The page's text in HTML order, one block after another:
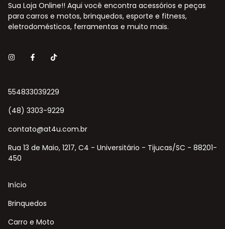
Sua Loja Online!! Aqui você encontra acessórios e peças
para carros e motos, brinquedos, esporte e fitness,
eletrodomésticos, ferramentas e muito mais.
554833039229
(48) 3303-9229
contato@at4u.com.br
Rua 13 de Maio, 1217, C4 - Universitário - Tijucas/SC - 88201-
450
Início
Brinquedos
Carro e Moto